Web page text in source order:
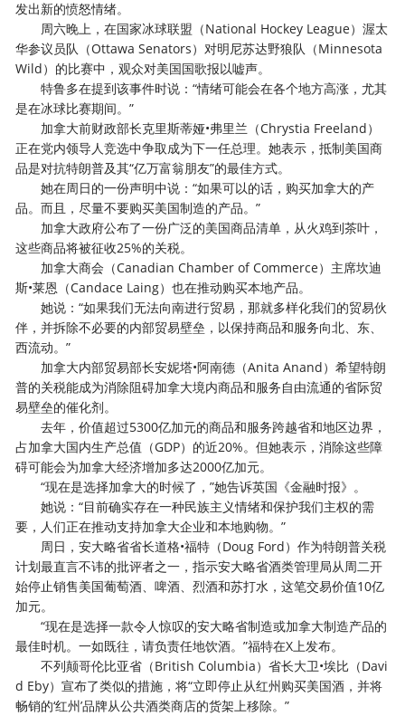
发出新的愤怒情绪。
周六晚上，在国家冰球联盟（National Hockey League）渥太
华参议员队（Ottawa Senators）对明尼苏达野狼队（Minnesota
Wild）的比赛中，观众对美国国歌报以嘘声。
特鲁多在提到该事件时说：“情绪可能会在各个地方高涨，尤其
是在冰球比赛期间。”
加拿大前财政部长克里斯蒂娅•弗里兰（Chrystia Freeland）
正在党内领导人竞选中争取成为下一任总理。她表示，抵制美国商
品是对抗特朗普及其“亿万富翁朋友”的最佳方式。
她在周日的一份声明中说：“如果可以的话，购买加拿大的产
品。而且，尽量不要购买美国制造的产品。”
加拿大政府公布了一份广泛的美国商品清单，从火鸡到茶叶，
这些商品将被征收25%的关税。
加拿大商会（Canadian Chamber of Commerce）主席坎迪
斯•莱恩（Candace Laing）也在推动购买本地产品。
她说：“如果我们无法向南进行贸易，那就多样化我们的贸易伙
伴，并拆除不必要的内部贸易壁垒，以保持商品和服务向北、东、
西流动。”
加拿大内部贸易部长安妮塔•阿南德（Anita Anand）希望特朗
普的关税能成为消除阻碍加拿大境内商品和服务自由流通的省际贸
易壁垒的催化剂。
去年，价值超过5300亿加元的商品和服务跨越省和地区边界，
占加拿大国内生产总值（GDP）的近20%。但她表示，消除这些障
碍可能会为加拿大经济增加多达2000亿加元。
“现在是选择加拿大的时候了，”她告诉英国《金融时报》。
她说：“目前确实存在一种民族主义情绪和保护我们主权的需
要，人们正在推动支持加拿大企业和本地购物。”
周日，安大略省省长道格•福特（Doug Ford）作为特朗普关税
计划最直言不讳的批评者之一，指示安大略省酒类管理局从周二开
始停止销售美国葡萄酒、啤酒、烈酒和苏打水，这笔交易价值10亿
加元。
“现在是选择一款令人惊叹的安大略省制造或加拿大制造产品的
最佳时机。一如既往，请负责任地饮酒。”福特在X上发布。
不列颠哥伦比亚省（British Columbia）省长大卫•埃比（Davi
d Eby）宣布了类似的措施，将“立即停止从红州购买美国酒，并将
畅销的‘红州’品牌从公共酒类商店的货架上移除。”